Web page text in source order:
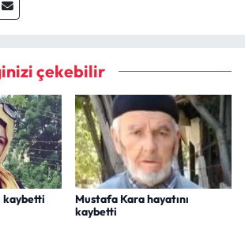
çekebilir
kaybetti
Mustafa Kara hayatını
kaybetti